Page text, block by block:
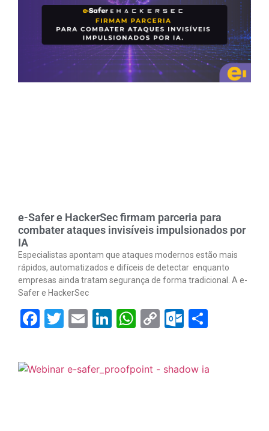
e-Safer e HackerSec firmam parceria para
combater ataques invisíveis impulsionados por
IA
Especialistas apontam que ataques modernos estão mais
rápidos, automatizados e difíceis de detectar enquanto
empresas ainda tratam segurança de forma tradicional. A e-
Safer e HackerSec
Facebook
Twitter
EmailLinkedIn
WhatsApp
Copy